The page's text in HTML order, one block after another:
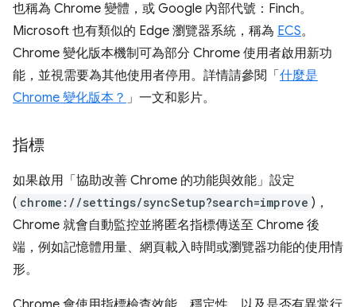
也稱為 Chrome 變體，或 Google 內部代號：Finch。
Microsoft 也有類似的 Edge 瀏覽器系統，稱為 ECS。
Chrome 變化版本機制可為部分 Chrome 使用者啟用新功
能，並視需要為其他使用者停用。詳情請參閱「 什麼是
Chrome 變化版本？ 」一文和影片。
指標
如果啟用「協助改善 Chrome 的功能與效能」設定
( chrome://settings/syncSetup?search=improve )，
Chrome 就會自動監控並將匿名指標傳送至 Chrome 後
端，例如記憶體用量、網頁載入時間或瀏覽器功能的使用情
形。